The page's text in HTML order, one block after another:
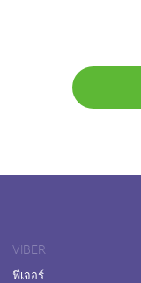
VIBER
ฟีเจอร์